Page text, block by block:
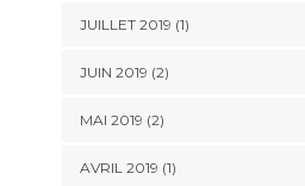
JUILLET 2019 (1)
JUIN 2019 (2)
MAI 2019 (2)
AVRIL 2019 (1)